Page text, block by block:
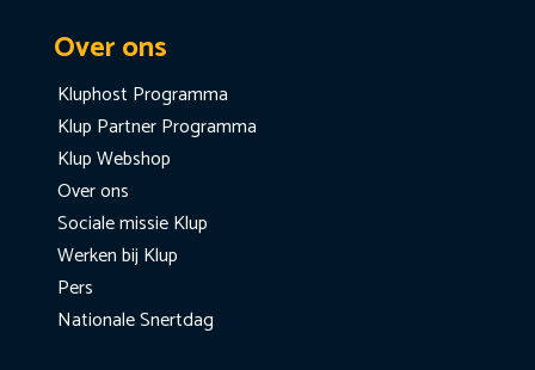
Over ons
Kluphost Programma
Klup Partner Programma
Klup Webshop
Over ons
Sociale missie Klup
Werken bij Klup
Pers
Nationale Snertdag